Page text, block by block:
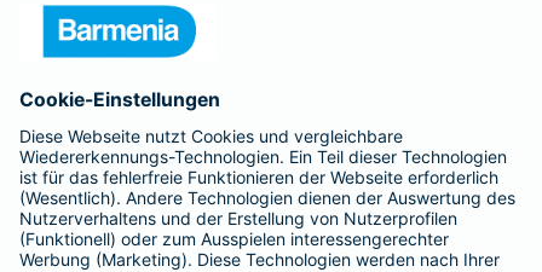
Barmenia ist Teil der BarmeniaGothaer
BELIEBTE SEITEN
Kranken-Zusatzversicherung
Tierversicherungen
Haftpflichtversicherung